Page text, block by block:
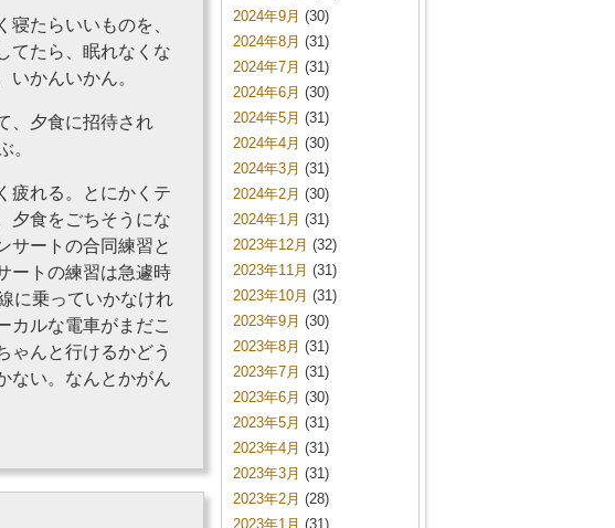
たらいいものを、
てたら、眠れなくな
かんいかん。
、夕食に招待され
。
疲れる。とにかくテ
夕食をごちそうにな
サートの合同練習と
ートの練習は急遽時
に乗っていかなけれ
カルな電車がまだこ
ゃんと行けるかどう
ない。なんとかがん
2024年9月 (30)
2024年8月 (31)
2024年7月 (31)
2024年6月 (30)
2024年5月 (31)
2024年4月 (30)
2024年3月 (31)
2024年2月 (30)
2024年1月 (31)
2023年12月 (32)
2023年11月 (31)
2023年10月 (31)
2023年9月 (30)
2023年8月 (31)
2023年7月 (31)
2023年6月 (30)
2023年5月 (31)
2023年4月 (31)
2023年3月 (31)
2023年2月 (28)
2023年1月 (31)